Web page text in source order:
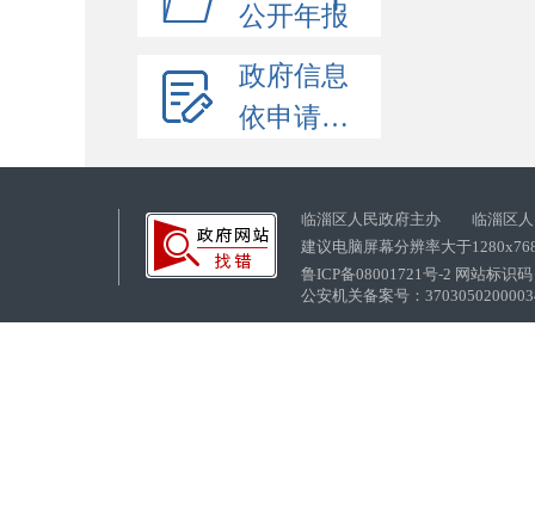
公开年报
政府信息
依申请公开
临淄区人民政府主办 临淄区人
建议电脑屏幕分辨率大于
鲁ICP备08001721号-2 网站标识
公安机关备案号：